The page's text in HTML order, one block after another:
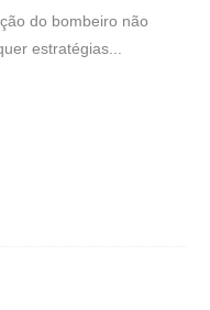
do bombeiro não
estratégias...